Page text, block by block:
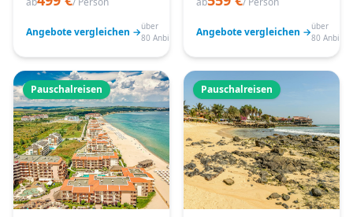
Angebote vergleichen →über
80 Anbieter
Angebote vergleichen →über
80
Pauschalreisen Pauschalreisen